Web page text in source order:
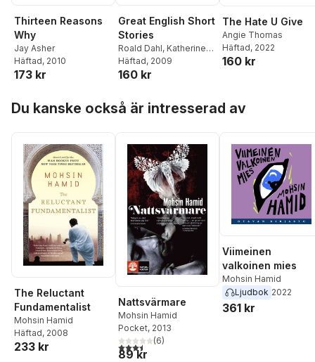
Thirteen Reasons
Why
Jay Asher
Häftad, 2010
173 kr
Great English Short
Stories
Roald Dahl, Katherine
Mansfield,C. S. Lewis
James Joyce
Häftad, 2009
160 kr
The Hate U Give
Angie Thomas
Häftad, 2022
160 kr
Du kanske också är intresserad av
The Reluctant
Fundamentalist
Mohsin Hamid
Häftad, 2008
233 kr
Nattsvärmare
Mohsin Hamid
Pocket, 2013
3,5utav 5 stjärnor. Totalt antal röster:
(6)
89 kr
Viimeinen
valkoinen mies
Mohsin Hamid
Ljudbok 2022
361 kr